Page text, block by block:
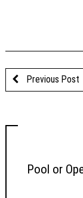
Previous Post
Pool or